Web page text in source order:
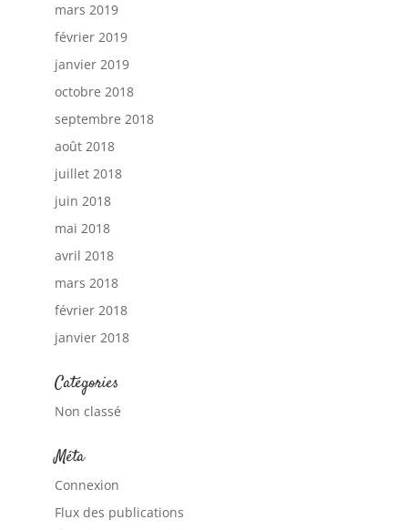
mars 2019
février 2019
janvier 2019
octobre 2018
septembre 2018
août 2018
juillet 2018
juin 2018
mai 2018
avril 2018
mars 2018
février 2018
janvier 2018
Catégories
Non classé
Méta
Connexion
Flux des publications